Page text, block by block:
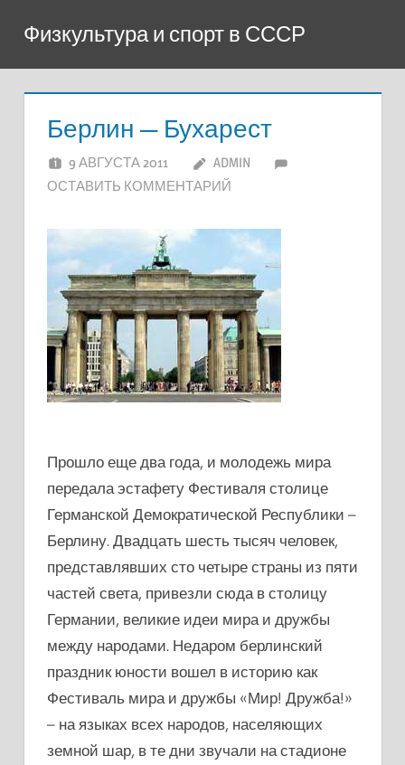
содержимому
Физкультура и спорт в СССР
Берлин — Бухарест
9 АВГУСТА 2011
ADMIN
ОСТАВИТЬ КОММЕНТАРИЙ
Прошло еще два года, и молодежь мира
передала эстафету Фестиваля столице
Германской Демократической Республики –
Берлину. Двадцать шесть тысяч человек,
представлявших сто четыре страны из пяти
частей света, привезли сюда в столицу
Германии, великие идеи мира и дружбы
между народами. Недаром берлинский
праздник юности вошел в историю как
Фестиваль мира и дружбы «Мир! Дружба!»
– на языках всех народов, населяющих
земной шар, в те дни звучали на стадионе